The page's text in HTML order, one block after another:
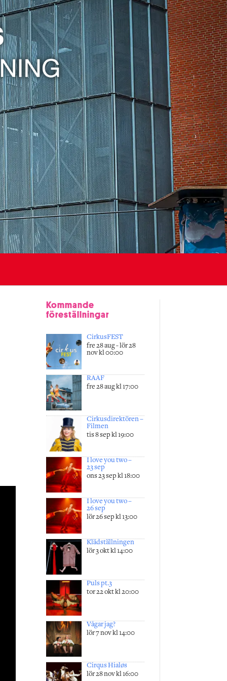
Kommande
föreställningar
CirkusFEST
fre 28 aug - lör 28
nov kl 00:00
RAAF
fre 28 aug kl 17:00
Cirkusdirektören –
Filmen
tis 8 sep kl 19:00
I love you two –
23 sep
ons 23 sep kl 18:00
I love you two –
26 sep
lör 26 sep kl 13:00
Klädställningen
lör 3 okt kl 14:00
Puls pt.3
tor 22 okt kl 20:00
Vågar jag?
lör 7 nov kl 14:00
Cirqus Hialøs
lör 28 nov kl 16:00